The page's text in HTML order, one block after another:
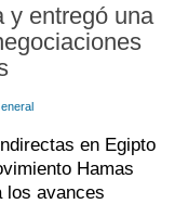
y entregó una
en Egipto
Hamas
los avances